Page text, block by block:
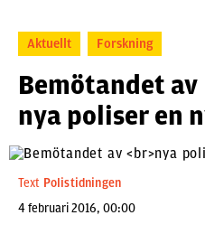
Aktuellt Forskning
Bemötandet av
nya poliser en
Text Polistidningen
4 februari 2016, 00:00